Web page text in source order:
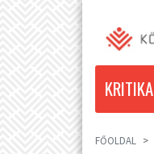
KRITIKA
FŐOLDAL